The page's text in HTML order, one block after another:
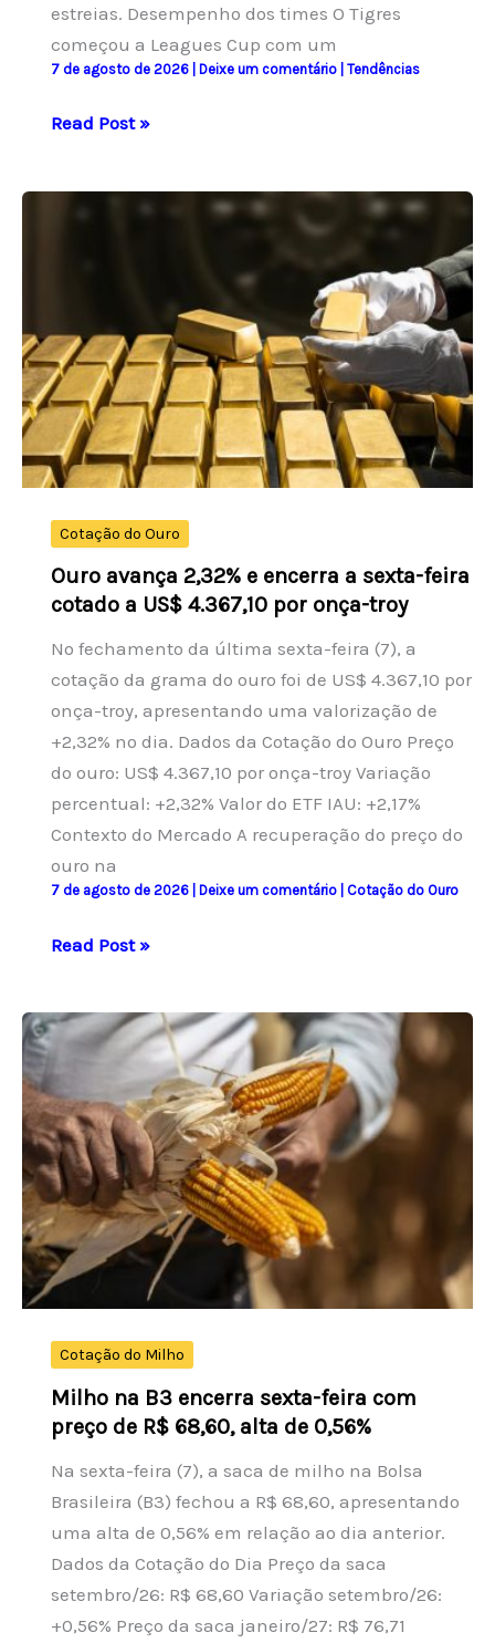
estreias. Desempenho dos times O Tigres
começou a Leagues Cup com um
7 de agosto de 2026 Deixe um comentário Tendências
Tigres
na
Leagues
Cup
em
confronto
marcado
para
feira
Read Post »
Cotação do Ouro
Ouro avança 2,32% e encerra a sexta-feira
cotado a US$ 4.367,10 por onça-troy
No fechamento da última sexta-feira (7), a
cotação da grama do ouro foi de US$ 4.367,10 por
onça-troy, apresentando uma valorização de
+2,32% no dia. Dados da Cotação do Ouro Preço
do ouro: US$ 4.367,10 por onça-troy Variação
percentual: +2,32% Valor do ETF IAU: +2,17%
Contexto do Mercado A recuperação do preço do
ouro na
7 de agosto de 2026 Deixe um comentário Cotação do Ouro
Ouro
e
a
sexta-
feira
cotado
a
US$
4.367,10
por
onça-
Read Post »
Cotação do Milho
Milho na B3 encerra sexta-feira com
preço de R$ 68,60, alta de 0,56%
Na sexta-feira (7), a saca de milho na Bolsa
Brasileira (B3) fechou a R$ 68,60, apresentando
uma alta de 0,56% em relação ao dia anterior.
Dados da Cotação do Dia Preço da saca
setembro/26: R$ 68,60 Variação setembro/26:
+0,56% Preço da saca janeiro/27: R$ 76,71